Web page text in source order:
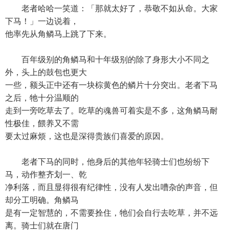
老者哈哈一笑道：「那就太好了，恭敬不如从命。大家
下马！」一边说着，
他率先从角鳞马上跳了下来。
百年级别的角鳞马和十年级别的除了身形大小不同之
外，头上的鼓包也更大
一些，额头正中还有一块棕黄色的鳞片十分突出。老者下马
之后，牠十分温顺的
走到一旁吃草去了。吃草的魂兽可着实是不多，这角鳞马耐
性极佳，餵养又不需
要太过麻烦，这也是深得贵族们喜爱的原因。
老者下马的同时，他身后的其他年轻骑士们也纷纷下
马，动作整齐划一、乾
净利落，而且显得很有纪律性，没有人发出嘈杂的声音，但
却分工明确。角鳞马
是有一定智慧的，不需要拴住，牠们会自行去吃草，并不远
离。骑士们就在唐门